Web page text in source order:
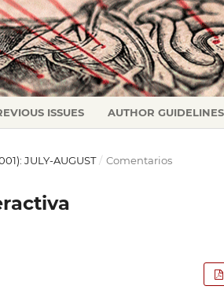
ISSUES AUTHOR GUIDELINES
JULY-AUGUST / Comentarios